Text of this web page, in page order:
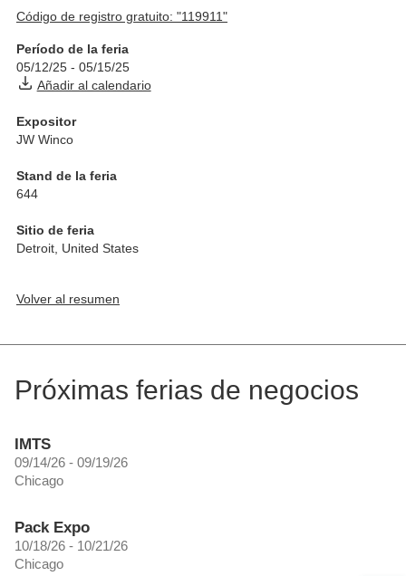
Código de registro gratuito: "119911"
Período de la feria
05/12/25 - 05/15/25
Añadir al calendario
Expositor
JW Winco
Stand de la feria
644
Sitio de feria
Detroit United States
Volver al resumen
Próximas ferias de negocios
IMTS
09/14/26 - 09/19/26
Chicago
Pack Expo
10/18/26 - 10/21/26
Chicago